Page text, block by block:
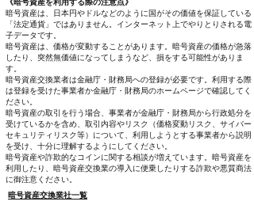
暗号資産は、日本円やドルなどのように国がその価値を保証している
「法定通貨」ではありません。インターネット上でやりとりされる電
子データです。
暗号資産は、価格が変動することがあります。暗号資産の価格が急落
したり、突然無価値になってしまうなど、損をする可能性がありま
す。
暗号資産交換業者は金融庁・財務局への登録が必要です。利用する際
は登録を受けた事業者か金融庁・財務局のホームページで確認してく
ださい。
暗号資産の取引を行う場合、事業者が金融庁・財務局から行政処分を
受けているかを含め、取引内容やリスク（価格変動リスク、サイバー
セキュリティリスク等）について、利用しようとする事業者から説明
を受け、十分に理解するようにしてください。
暗号資産や詐欺的なコインに関する相談が増えています。暗号資産を
利用したり、暗号資産交換業の導入に便乗したりする詐欺や悪質商法
に御注意ください。
暗号資産交換業社一覧